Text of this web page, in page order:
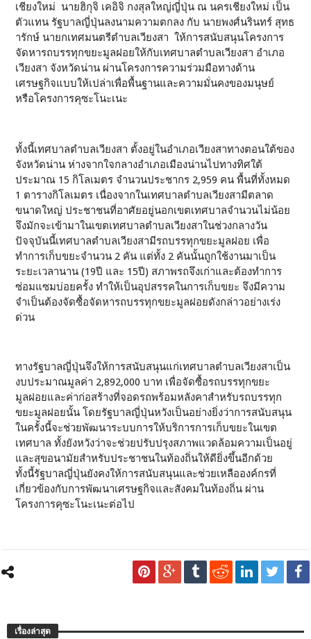
เชียงใหม่ นายฮิกุจิ เคอิจิ กงสุลใหญ่ญี่ปุ่น ณ นครเชียงใหม่ เป็น
ตัวแทน รัฐบาลญี่ปุ่นลงนามความตกลง กับ นายพงศ์นรินทร์ สุทธ
ารักษ์ นายกเทศมนตรีตำบลเวียงสา ให้การสนับสนุนโครงการ
จัดหารถบรรทุกขยะมูลฝอยให้กับเทศบาลตำบลเวียงสา อำเภอ
เวียงสา จังหวัดน่าน ผ่านโครงการความร่วมมือทางด้าน
เศรษฐกิจแบบให้เปล่าเพื่อพื้นฐานและความมั่นคงของมนุษย์
หรือโครงการคุซะโนะเนะ
ทั้งนี้เทศบาลตำบลเวียงสา ตั้งอยู่ในอำเภอเวียงสาทางตอนใต้ของ
จังหวัดน่าน ห่างจากใจกลางอำเภอเมืองน่านไปทางทิศใต้
ประมาณ 15 กิโลเมตร จำนวนประชากร 2,959 คน พื้นที่ทั้งหมด
1 ตารางกิโลเมตร เนื่องจากในเทศบาลตำบลเวียงสามีตลาด
ขนาดใหญ่ ประชาชนที่อาศัยอยู่นอกเขตเทศบาลจำนวนไม่น้อย
จึงมักจะเข้ามาในเขตเทศบาลตำบลเวียงสาในช่วงกลางวัน
ปัจจุบันนี้เทศบาลตำบลเวียงสามีรถบรรทุกขยะมูลฝอย เพื่อ
ทำการเก็บขยะจำนวน 2 คัน แต่ทั้ง 2 คันนั้นถูกใช้งานมาเป็น
ระยะเวลานาน (19ปี และ 15ปี) สภาพรถจึงเก่าและต้องทำการ
ซ่อมแซมบ่อยครั้ง ทำให้เป็นอุปสรรคในการเก็บขยะ จึงมีความ
จำเป็นต้องจัดซื้อจัดหารถบรรทุกขยะมูลฝอยดังกล่าวอย่างเร่ง
ด่วน
ทางรัฐบาลญี่ปุ่นจึงให้การสนับสนุนแก่เทศบาลตำบลเวียงสาเป็น
งบประมาณมูลค่า 2,892,000 บาท เพื่อจัดซื้อรถบรรทุกขยะ
มูลฝอยและค่าก่อสร้างที่จอดรถพร้อมหลังคาสำหรับรถบรรทุก
ขยะมูลฝอยนั้น โดยรัฐบาลญี่ปุ่นหวังเป็นอย่างยิ่งว่าการสนับสนุน
ในครั้งนี้จะช่วยพัฒนาระบบการให้บริการการเก็บขยะในเขต
เทศบาล ทั้งยังหวังว่าจะช่วยปรับปรุงสภาพแวดล้อมความเป็นอยู่
และสุขอนามัยสำหรับประชาชนในท้องถิ่นให้ดียิ่งขึ้นอีกด้วย
ทั้งนี้รัฐบาลญี่ปุ่นยังคงให้การสนับสนุนและช่วยเหลือองค์กรที่
เกี่ยวข้องกับการพัฒนาเศรษฐกิจและสังคมในท้องถิ่น ผ่าน
โครงการคุซะโนะเนะต่อไป
เรื่องล่าสุด